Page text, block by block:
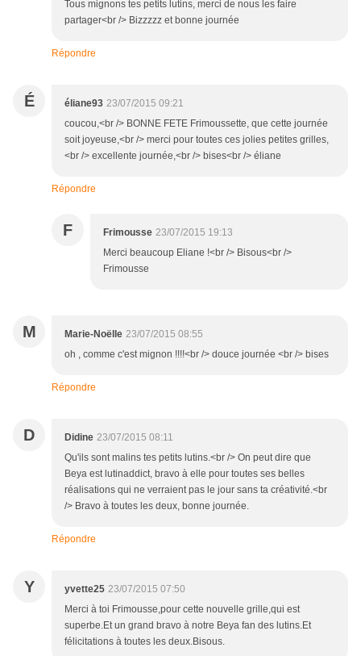
Tous mignons tes petits lutins, merci de nous les faire
partager<br /> Bizzzzz et bonne journée
Répondre
É éliane93 23/07/2015 09:21
coucou,<br /> BONNE FETE Frimoussette, que cette journée
soit joyeuse,<br /> merci pour toutes ces jolies petites grilles,
<br /> excellente journée,<br /> bises<br /> éliane
Répondre
F Frimousse 23/07/2015 19:13
Merci beaucoup Eliane !<br /> Bisous<br />
Frimousse
M Marie-Noëlle 23/07/2015 08:55
oh , comme c'est mignon !!!!<br /> douce journée <br /> bises
Répondre
D Didine 23/07/2015 08:11
Qu'ils sont malins tes petits lutins.<br /> On peut dire que
Beya est lutinaddict, bravo à elle pour toutes ses belles
réalisations qui ne verraient pas le jour sans ta créativité.<br
/> Bravo à toutes les deux, bonne journée.
Répondre
Y yvette25 23/07/2015 07:50
Merci à toi Frimousse,pour cette nouvelle grille,qui est
superbe.Et un grand bravo à notre Beya fan des lutins.Et
félicitations à toutes les deux.Bisous.